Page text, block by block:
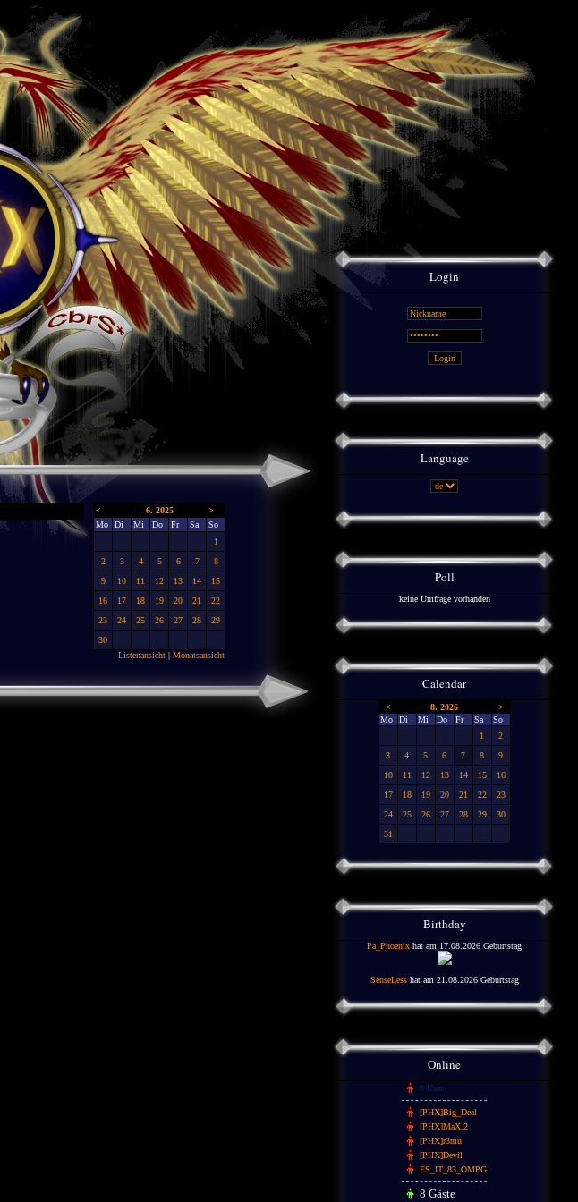
< 6. 2025
>
Mo
Di Mi Do Fr Sa
So
1
2
3 4 5 6 7
8
9
10 11 12 13 14
15
16
17 18 19 20 21
22
23
24 25 26 27 28
29
30
Listenansicht | Monatsansicht
Login
Language
Poll
keine Umfrage vorhanden
Calendar
< 8. 2026
>
Mo
Di Mi Do Fr Sa
So
1
2
3
4 5 6 7 8
9
10
11 12 13 14 15
16
17
18 19 20 21 22
23
24
25 26 27 28 29
30
31
Birthday
Pa_Phoenix hat am 17.08.2026 Geburtstag
SenseLesshat am 21.08.2026 Geburtstag
Online
0 User
[PHX]Big_Deal
[PHX]MaX.2
[PHX]r3mu
[PHX]Devil
ES_IT_83_OMPG
8 Gäste